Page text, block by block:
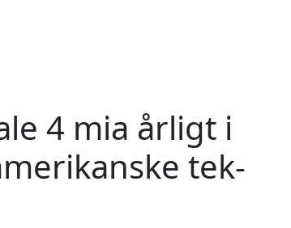
4 mia årligt i
tek-